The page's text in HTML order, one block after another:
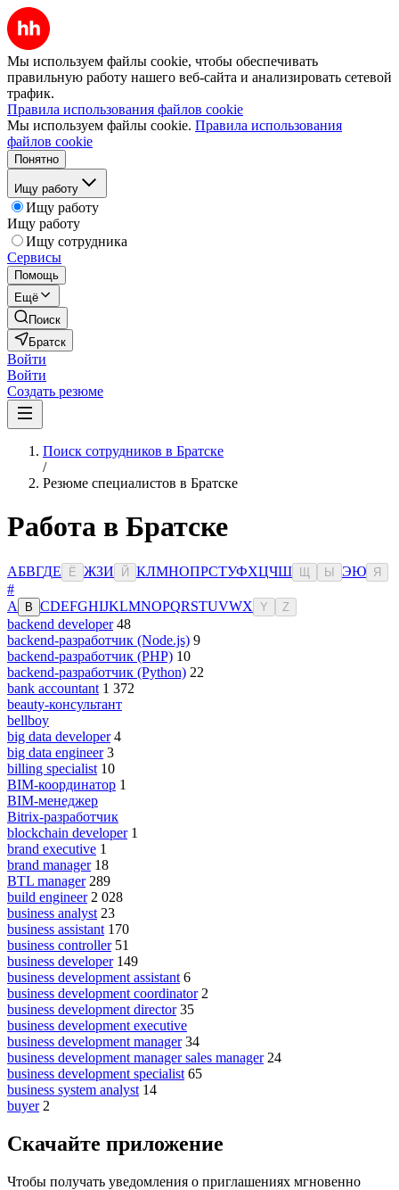
Мы используем файлы cookie, чтобы обеспечивать
правильную работу нашего веб-сайта и анализировать сетевой
трафик.
Правила использования файлов cookie
Мы используем файлы cookie. Правила использования
файлов cookie
Понятно
Ищу работу
Ищу работу
Ищу работу
Ищу сотрудника
Сервисы
Помощь
Ещё
Поиск
Братск
Войти
Войти
Создать резюме
Поиск сотрудников в Братске
/
Резюме специалистов в Братске
Работа в Братске
АБВГДЕ Ё ЖЗИ Й КЛМНОПРСТУФХЦЧШ Ы ЭЮ Я
#
A
B CDEFGHIJKLMNOPQRSTUVWX Y Z
backend developer 48
backend-разработчик (Node.js) 9
backend-разработчик (PHP) 10
backend-разработчик (Python) 22
bank accountant 1 372
beauty-консультант
bellboy
big data developer 4
big data engineer 3
billing specialist 10
BIM-координатор 1
BIM-менеджер
Bitrix-разработчик
blockchain developer 1
brand executive 1
brand manager 18
BTL manager 289
build engineer 2 028
business analyst 23
business assistant 170
business controller 51
business developer 149
business development assistant 6
business development coordinator 2
business development director 35
business development executive
business development manager 34
business development manager sales manager 24
business development specialist 65
business system analyst 14
buyer 2
Скачайте приложение
Чтобы получать уведомления о приглашениях мгновенно